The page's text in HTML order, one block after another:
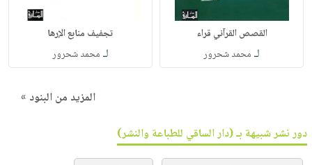
القصص القرآني قراء
لـ محمد شحرور
تجفيف منابع الإرها
لـ محمد شحرور
المزيد من البنود »
دور نشر شبيهة بـ (دار الساقي للطباعة والنشر)